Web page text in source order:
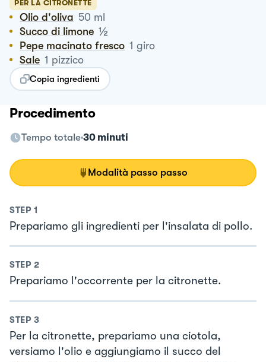
PER LA CITRONETTE
Olio d'oliva 50 ml
Succo di limone ½
Pepe macinato fresco 1 giro
Sale 1 pizzico
Copia ingredienti
Procedimento
Tempo totale 30 minuti
Modalità passo passo
STEP 1
Prepariamo gli ingredienti per l'insalata di pollo.
STEP 2
Prepariamo l'occorrente per la citronette.
STEP 3
Per la citronette, prepariamo una ciotola,
versiamo l'olio e aggiungiamo il succo del